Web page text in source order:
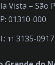
Vista – São
01310-000
11 3135-